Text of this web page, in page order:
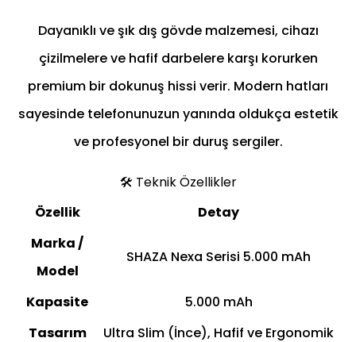
Dayanıklı ve şık dış gövde malzemesi, cihazı
çizilmelere ve hafif darbelere karşı korurken
premium bir dokunuş hissi verir. Modern hatları
sayesinde telefonunuzun yanında oldukça estetik
ve profesyonel bir duruş sergiler.
🛠️ Teknik Özellikler
Özellik
Detay
Marka /
Model
SHAZA Nexa Serisi 5.000 mAh
Kapasite
5.000 mAh
Tasarım
Ultra Slim (İnce), Hafif ve Ergonomik